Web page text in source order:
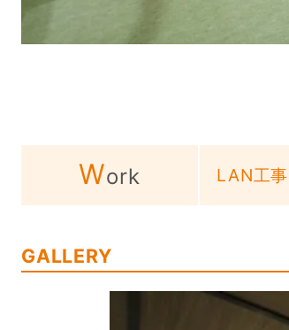
Work LAN工事
GALLERY